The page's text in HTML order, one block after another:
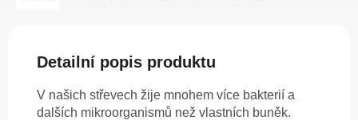
Detailní popis produktu
V našich střevech žije mnohem více bakterií a
dalších mikroorganismů než vlastních buněk.